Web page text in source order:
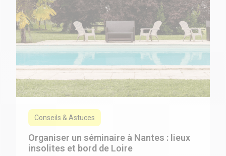
Conseils & Astuces
Organiser un séminaire à Nantes : lieux
insolites et bord de Loire